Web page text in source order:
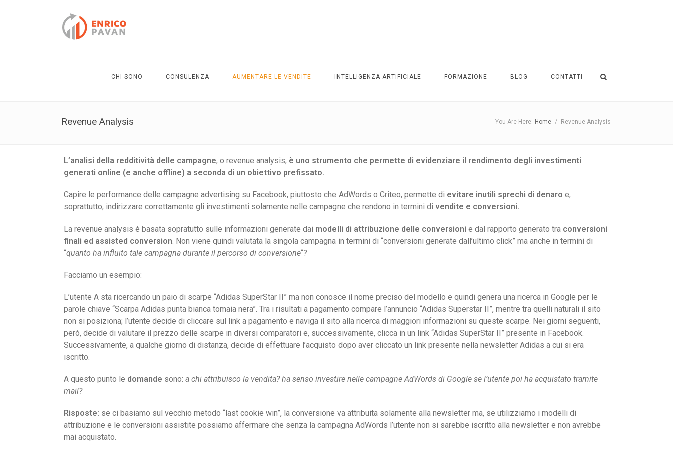
CHI SONO CONSULENZA AUMENTARE LE VENDITE INTELLIGENZA ARTIFICIALE FORMAZIONE BLOG CONTATTI
Revenue Analysis You Are Here: Home / Revenue Analysis
L’analisi della redditività delle campagne, o revenue analysis, è uno strumento che permette di evidenziare il rendimento degli investimenti
generati online (e anche offline) a seconda di un obiettivo prefissato.
Capire le performance delle campagne advertising su Facebook, piuttosto che AdWords o Criteo, permette di evitare inutili sprechi di denaro e,
soprattutto, indirizzare correttamente gli investimenti solamente nelle campagne che rendono in termini di vendite e conversioni.
La revenue analysis è basata sopratutto sulle informazioni generate dai modelli di attribuzione delle conversioni e dal rapporto generato tra conversioni
finali ed assisted conversion. Non viene quindi valutata la singola campagna in termini di “conversioni generate dall’ultimo click” ma anche in termini di
“quanto ha influito tale campagna durante il percorso di conversione“?
Facciamo un esempio:
L’utente A sta ricercando un paio di scarpe “Adidas SuperStar II” ma non conosce il nome preciso del modello e quindi genera una ricerca in Google per le
parole chiave “Scarpa Adidas punta bianca tomaia nera”. Tra i risultati a pagamento compare l’annuncio “Adidas Superstar II”, mentre tra quelli naturali il sito
non si posiziona; l’utente decide di cliccare sul link a pagamento e naviga il sito alla ricerca di maggiori informazioni su queste scarpe. Nei giorni seguenti,
però, decide di valutare il prezzo delle scarpe in diversi comparatori e, successivamente, clicca in un link “Adidas SuperStar II” presente in Facebook.
Successivamente, a qualche giorno di distanza, decide di effettuare l’acquisto dopo aver cliccato un link presente nella newsletter Adidas a cui si era
iscritto.
A questo punto le domande sono: a chi attribuisco la vendita? ha senso investire nelle campagne AdWords di Google se l’utente poi ha acquistato tramite
mail?
Risposte: se ci basiamo sul vecchio metodo “last cookie win”, la conversione va attribuita solamente alla newsletter ma, se utilizziamo i modelli di
attribuzione e le conversioni assistite possiamo affermare che senza la campagna AdWords l’utente non si sarebbe iscritto alla newsletter e non avrebbe
mai acquistato.